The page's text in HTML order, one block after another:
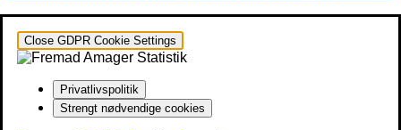
Close GDPR Cookie Settings
Privatlivspolitik
Strengt nødvendige cookies